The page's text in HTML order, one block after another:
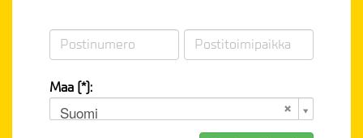
Maa (*):
Suomi